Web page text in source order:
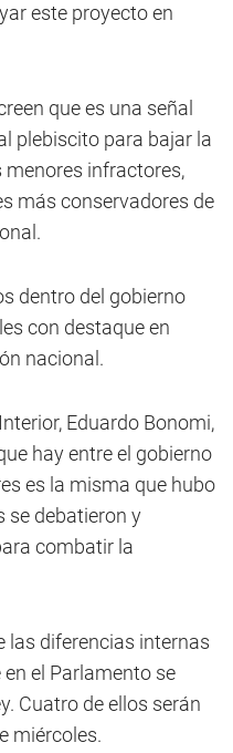
este proyecto en
que es una señal
plebiscito para bajar la
infractores,
más conservadores de
dentro del gobierno
con destaque en
nacional.
Eduardo Bonomi,
hay entre el gobierno
es la misma que hubo
se debatieron y
combatir la
las diferencias internas
el Parlamento se
Cuatro de ellos serán
miércoles.